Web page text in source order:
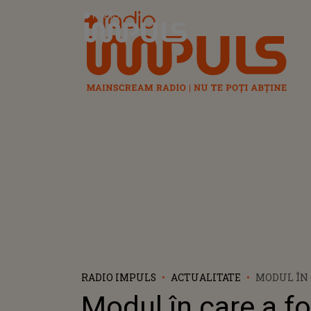
Radio Impuls
RADIO IMPULS ACTUALITATE
MODUL ÎN
ANI ÎI